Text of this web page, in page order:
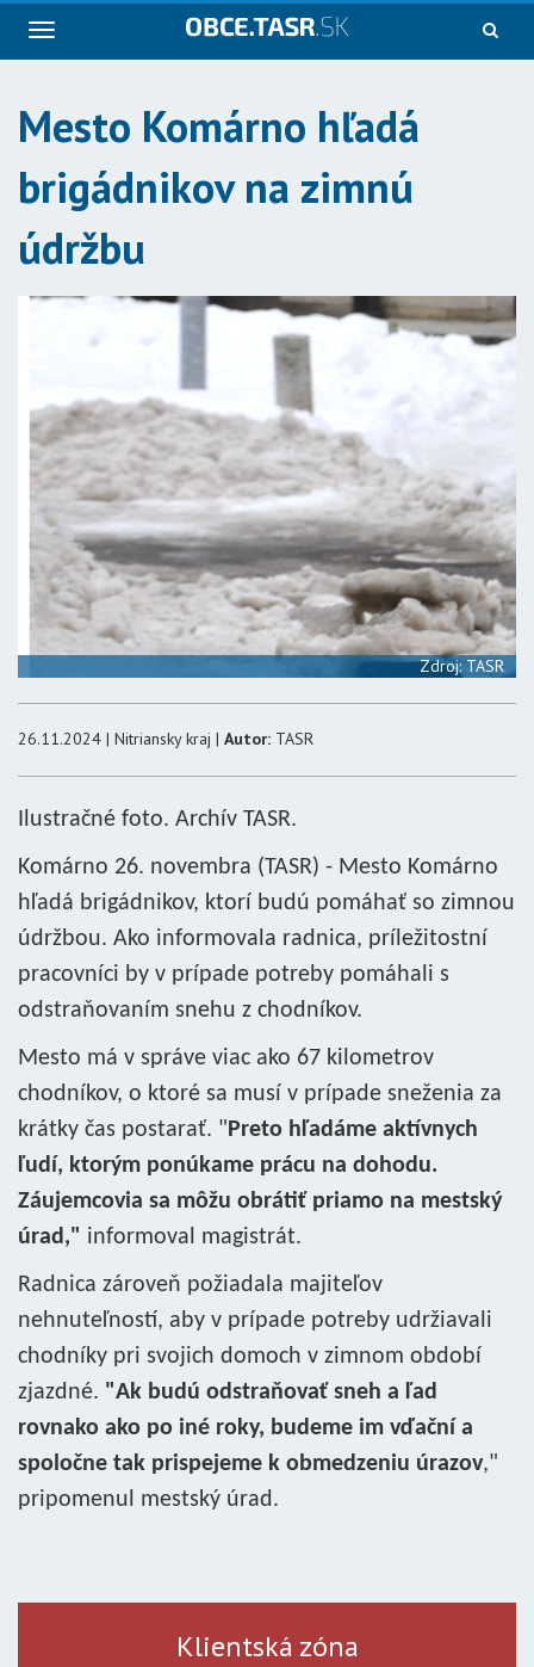
Navigácia
Mesto Komárno hľadá
brigádnikov na zimnú
údržbu
Zdroj: TASR
26.11.2024 | Nitriansky kraj | Autor: TASR
Ilustračné foto. Archív TASR.
Komárno 26. novembra (TASR) - Mesto Komárno
hľadá brigádnikov, ktorí budú pomáhať so zimnou
údržbou. Ako informovala radnica, príležitostní
pracovníci by v prípade potreby pomáhali s
odstraňovaním snehu z chodníkov.
Mesto má v správe viac ako 67 kilometrov
chodníkov, o ktoré sa musí v prípade sneženia za
krátky čas postarať. "Preto hľadáme aktívnych
ľudí, ktorým ponúkame prácu na dohodu.
Záujemcovia sa môžu obrátiť priamo na mestský
úrad," informoval magistrát.
Radnica zároveň požiadala majiteľov
nehnuteľností, aby v prípade potreby udržiavali
chodníky pri svojich domoch v zimnom období
zjazdné. "Ak budú odstraňovať sneh a ľad
rovnako ako po iné roky, budeme im vďační a
spoločne tak prispejeme k obmedzeniu úrazov,"
pripomenul mestský úrad.
Klientská zóna